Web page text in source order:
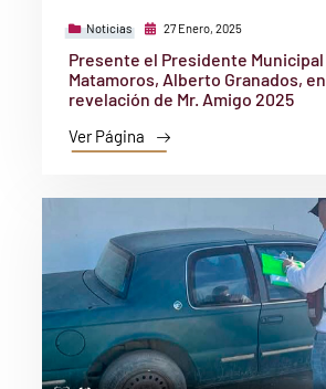
Noticias 27 Enero, 2025
Presente el Presidente Municipal
Matamoros, Alberto Granados,
revelación de Mr. Amigo 2025
Ver Página